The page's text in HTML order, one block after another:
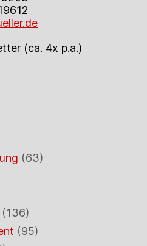
(ca. 4x p.a.)
(63)
(136)
(95)